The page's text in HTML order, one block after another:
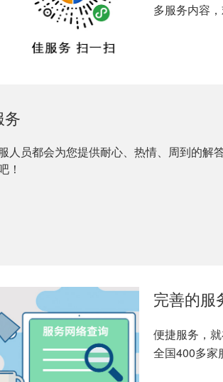
多服务内容
务
人员都会为您提供耐心、热情、周到的解答
！
完善的服
便捷服务，就
全国400多家